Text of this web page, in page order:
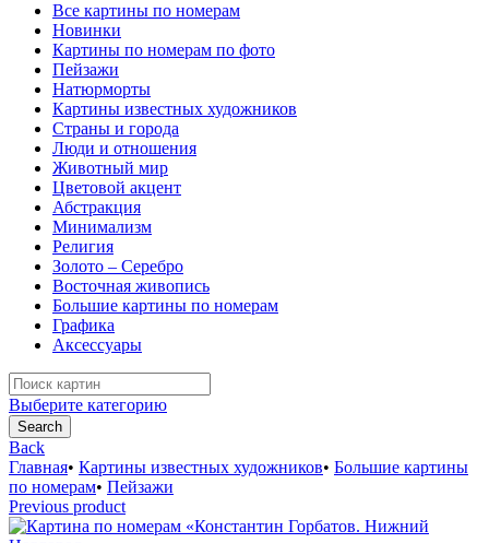
Все картины по номерам
Новинки
Картины по номерам по фото
Пейзажи
Натюрморты
Картины известных художников
Страны и города
Люди и отношения
Животный мир
Цветовой акцент
Абстракция
Минимализм
Религия
Золото – Серебро
Восточная живопись
Большие картины по номерам
Графика
Аксессуары
Search
for:
Выберите категорию
Search
Back
Главная• Картины известных художников• Большие картины
по номерам• Пейзажи
Previous product